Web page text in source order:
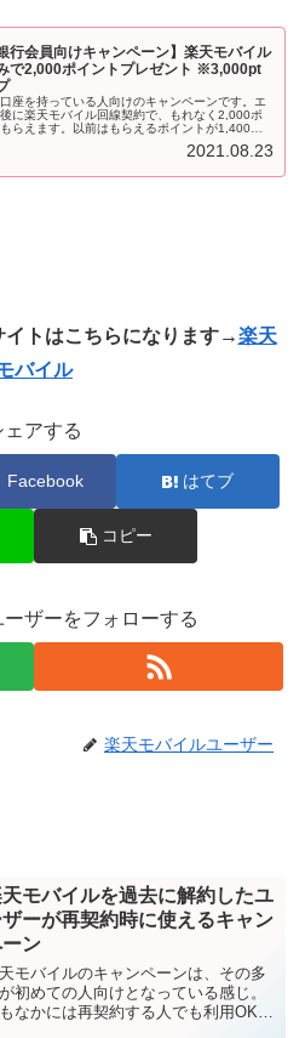
行会員向けキャンペーン】楽天モバイル
で2,000ポイントプレゼント ※3,000pt
座を持っている人向けのキャンペーンです。エ
に楽天モバイル回線契約で、もれなく2,000ポ
らえます。以前はもらえるポイントが1,400ポ
2021.08.23
イトはこちらになります→楽天
バイル
ェアする
Facebook はてブ
コピー
ザーをフォローする
楽天モバイルユーザー
モバイルを過去に解約したユ
ザーが再契約時に使えるキャン
ン
モバイルのキャンペーンは、その多
初めての人向けとなっている感じ。
なかには再契約する人でも利用OKの